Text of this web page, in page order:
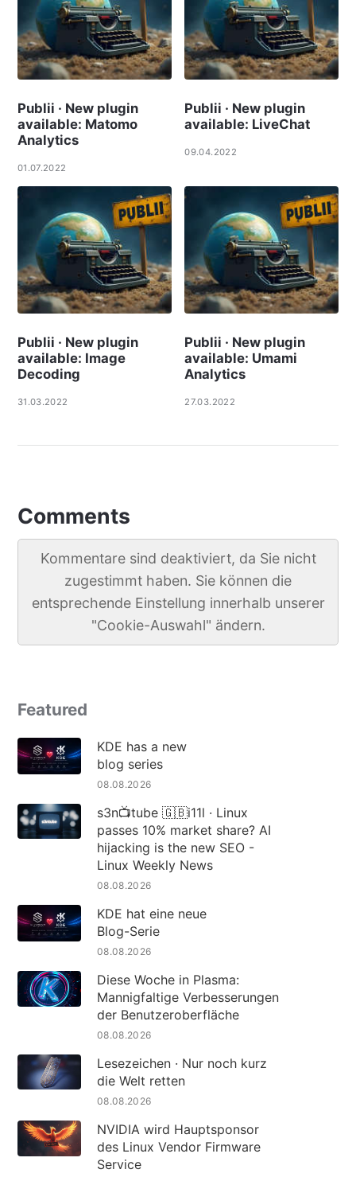
Publii · New plugin
available: Matomo
Analytics
01.07.2022
Publii · New plugin
available: LiveChat
09.04.2022
Publii · New plugin
available: Image
Decoding
31.03.2022
Publii · New plugin
available: Umami
Analytics
27.03.2022
Comments
Kommentare sind deaktiviert, da Sie nicht
zugestimmt haben. Sie können die
entsprechende Einstellung innerhalb unserer
"Cookie-Auswahl" ändern.
Featured
KDE has a new
blog series
08.08.2026
s3n📺tube 🇬🇧i11l · Linux
passes 10% market share? AI
hijacking is the new SEO -
Linux Weekly News
08.08.2026
KDE hat eine neue
Blog-Serie
08.08.2026
Diese Woche in Plasma:
Mannigfaltige Verbesserungen
der Benutzeroberfläche
08.08.2026
Lesezeichen · Nur noch kurz
die Welt retten
08.08.2026
NVIDIA wird Hauptsponsor
des Linux Vendor Firmware
Service